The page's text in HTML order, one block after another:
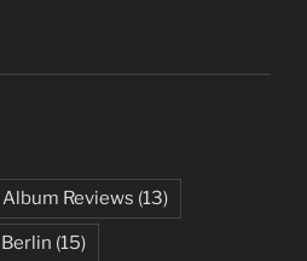
Album Reviews (13)
Berlin (15)